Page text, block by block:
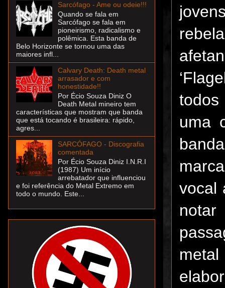
todos
uma
vocal
notar
Sarcófago - Ame ou odeie!!!
Quando se fala em
Sarcófago se fala em
pioneirismo, radicalismo e
polêmica. Esta banda de
Belo Horizonte se tornou uma das
maiores infl...
Calvary Death: Death metal
arrasador e com
honestidade!!
Por Écio Souza Diniz O
Death Metal mineiro tem
características que mostram que banda
que está tocando é brasileira: rápido,
agres...
SARCÓFAGO - Discografia
comentada
Por Écio Souza Diniz I.N.R.I
(1987) Um início
arrebatador que influenciou
e foi referência do Metal Extremo em
todo o mundo. Este...